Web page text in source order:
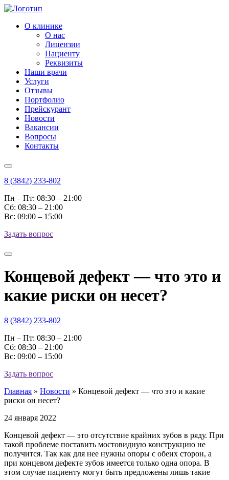
О клинике
О нас
Лицензии
Пациенту
Реквизиты
Наши врачи
Услуги
Отзывы
Портфолио
Прейскурант
Новости
Вакансии
Вопросы
Контакты
8 (3842) 233-802
Пн – Пт: 08:30 – 21:00
Cб: 08:30 – 21:00
Вс: 09:00 – 15:00
Задать вопрос
Концевой дефект — что это и
какие риски он несет?
8 (3842) 233-802
Пн – Пт: 08:30 – 21:00
Cб: 08:30 – 21:00
Вс: 09:00 – 15:00
Задать вопрос
Главная » Новости » Концевой дефект — что это и какие
риски он несет?
24 января 2022
Концевой дефект — это отсутствие крайних зубов в ряду. При
такой проблеме поставить мостовидную конструкцию не
получится. Так как для нее нужны опоры с обеих сторон, а
при концевом дефекте зубов имеется только одна опора. В
этом случае пациенту могут быть предложены лишь такие